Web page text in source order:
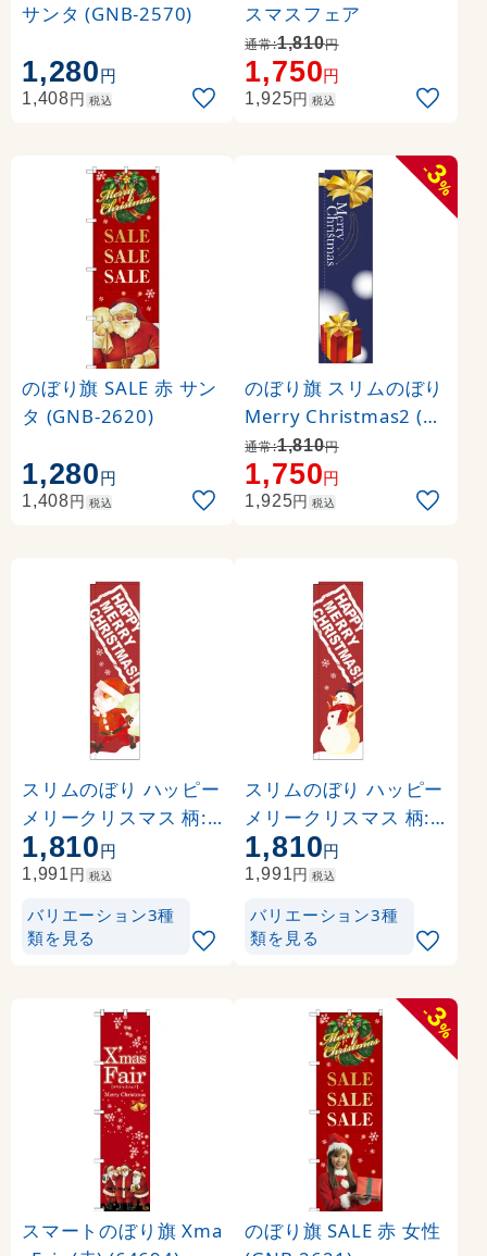
サンタ (GNB-2570)
1,280円
1,408円 税込
スマスフェア
通常:1,810円
1,750円
1,925円 税込
のぼり旗 SALE 赤 サン
タ (GNB-2620)
1,280円
1,408円 税込
-
3
%
のぼり旗 スリムのぼり
Merry Christmas2 (50
70)
通常:1,810円
1,750円
1,925円 税込
スリムのぼり ハッピー
メリークリスマス 柄:
サンタ (5073)
1,810円
1,991円 税込
バリエーション3種
類を見る
スリムのぼり ハッピー
メリークリスマス 柄:
雪だるま (5075)
1,810円
1,991円 税込
バリエーション3種
類を見る
スマートのぼり旗 Xma
-
3
%
のぼり旗 SALE 赤 女性